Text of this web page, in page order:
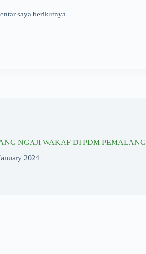
saya berikutnya.
NGAJI WAKAF DI PDM PEMALANG
2024